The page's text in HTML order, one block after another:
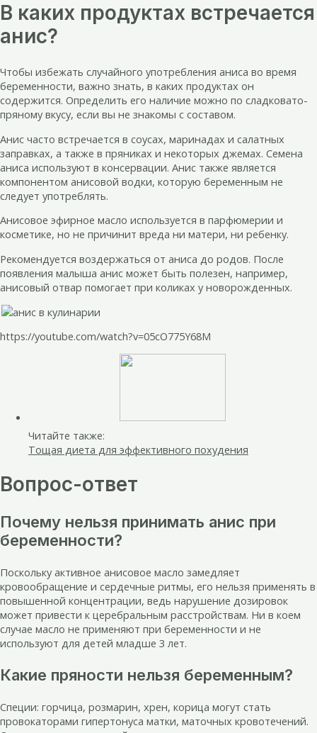
В каких продуктах встречается
анис?
Чтобы избежать случайного употребления аниса во время
беременности, важно знать, в каких продуктах он
содержится. Определить его наличие можно по сладковато-
пряному вкусу, если вы не знакомы с составом.
Анис часто встречается в соусах, маринадах и салатных
заправках, а также в пряниках и некоторых джемах. Семена
аниса используют в консервации. Анис также является
компонентом анисовой водки, которую беременным не
следует употреблять.
Анисовое эфирное масло используется в парфюмерии и
косметике, но не причинит вреда ни матери, ни ребенку.
Рекомендуется воздержаться от аниса до родов. После
появления малыша анис может быть полезен, например,
анисовый отвар помогает при коликах у новорожденных.
https://youtube.com/watch?v=05cO775Y68M
Читайте также:
Тощая диета для эффективного похудения
Вопрос-ответ
Почему нельзя принимать анис при
беременности?
Поскольку активное анисовое масло замедляет
кровообращение и сердечные ритмы, его нельзя применять в
повышенной концентрации, ведь нарушение дозировок
может привести к церебральным расстройствам. Ни в коем
случае масло не применяют при беременности и не
используют для детей младше 3 лет.
Какие пряности нельзя беременным?
Специи: горчица, розмарин, хрен, корица могут стать
провокаторами гипертонуса матки, маточных кровотечений.